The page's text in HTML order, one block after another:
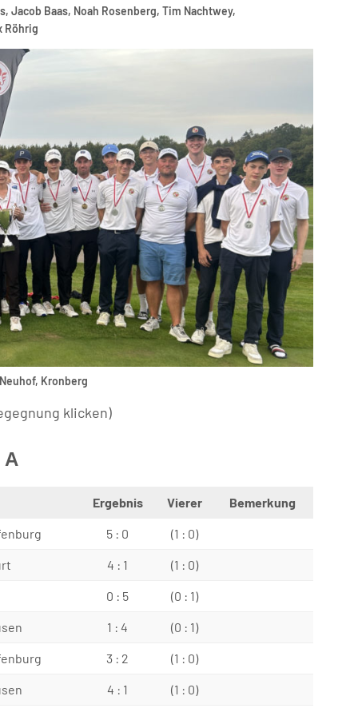
Jacob Baas, Noah Rosenberg, Tim Nachtwey,
Röhrig
Kronberg
klicken)
A
Ergebnis Vierer Bemerkung
5 : 0 (1 : 0)
4 : 1 (1 : 0)
0 : 5 (0 : 1)
1 : 4 (0 : 1)
3 : 2 (1 : 0)
4 : 1 (1 : 0)